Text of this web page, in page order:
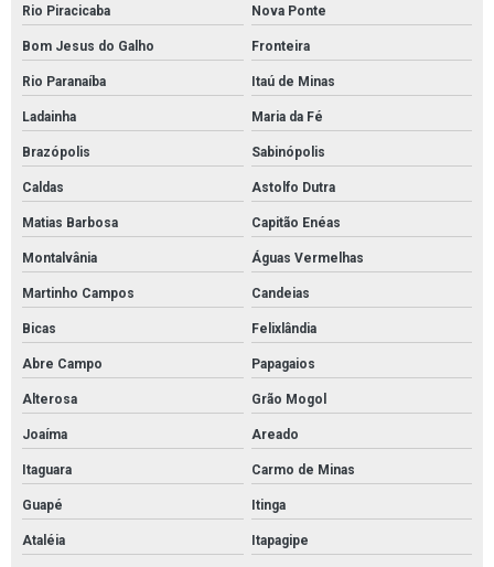
Rio Piracicaba Nova Ponte
Bom Jesus do Galho Fronteira
Rio Paranaíba Itaú de Minas
Ladainha Maria da Fé
Brazópolis Sabinópolis
Caldas Astolfo Dutra
Matias Barbosa Capitão Enéas
Montalvânia Águas Vermelhas
Martinho Campos Candeias
Bicas Felixlândia
Abre Campo Papagaios
Alterosa Grão Mogol
Joaíma Areado
Itaguara Carmo de Minas
Guapé Itinga
Ataléia Itapagipe